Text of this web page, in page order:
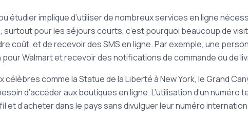
étudier implique d’utiliser de nombreux services en ligne
surtout pour les séjours courts, c’est pourquoi beaucoup de
coût, et de recevoir des SMS en ligne. Par exemple, une
Walmart et recevoir des notifications de commande ou de
comme la Statue de la Liberté à New York, le Grand
d’accéder aux boutiques en ligne. L’utilisation d’un numéro
d’acheter dans le pays sans divulguer leur numéro